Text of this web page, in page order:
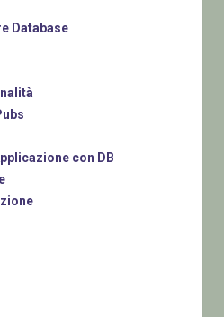
Database
con DB